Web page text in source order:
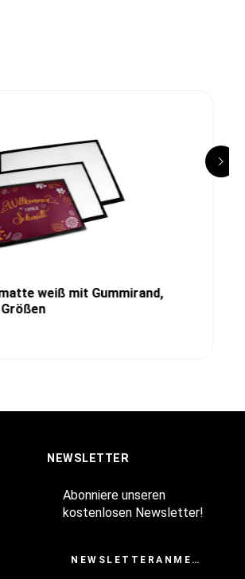
weiß mit Gummirand,
NEWSLETTER
Abonniere unseren
kostenlosen Newsletter!
NEWSLETTERANMELDUNG